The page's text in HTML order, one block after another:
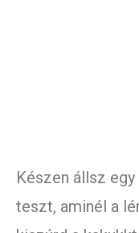
Készen állsz
teszt, aminél a